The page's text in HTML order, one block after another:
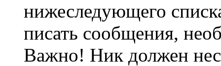
нижеследующего
писать сообщения,
Важно! Ник должен